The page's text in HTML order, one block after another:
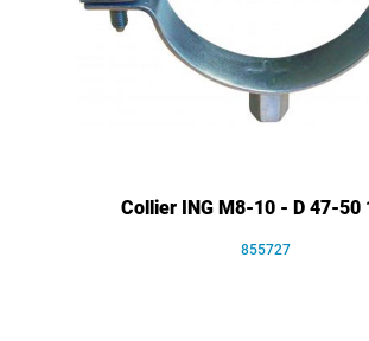
Collier ING M8-10 - D 47-50
855727